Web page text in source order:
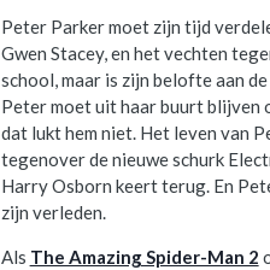
Peter Parker moet zijn tijd
Gwen Stacey, en het vechten
school, maar is zijn belofte aan
Peter moet uit haar buurt blijven
dat lukt hem niet. Het leven van
tegenover de nieuwe schurk
Harry Osborn keert terug. En
zijn verleden.
Als The Amazing Spider-Man 2